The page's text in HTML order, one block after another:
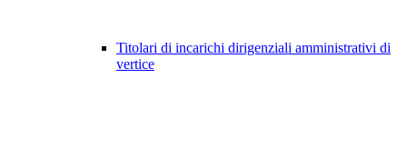
Titolari di incarichi dirigenziali amministrativi di
vertice